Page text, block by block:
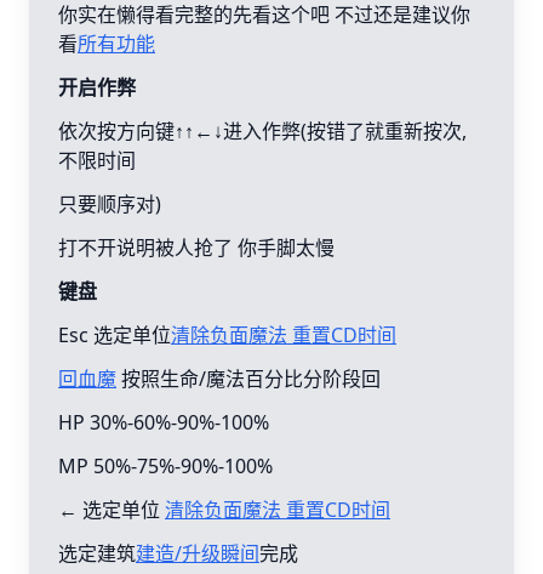
你实在懒得看完整的先看这个吧 不过还是建议你
看所有功能
开启作弊
依次按方向键↑↑←↓进入作弊(按错了就重新按次,
不限时间
只要顺序对)
打不开说明被人抢了 你手脚太慢
键盘
Esc 选定单位清除负面魔法 重置CD时间
回血魔按照生命/魔法百分比分阶段回
HP 30%-60%-90%-100%
MP 50%-75%-90%-100%
← 选定单位 清除负面魔法 重置CD时间
选定建筑建造/升级瞬间完成